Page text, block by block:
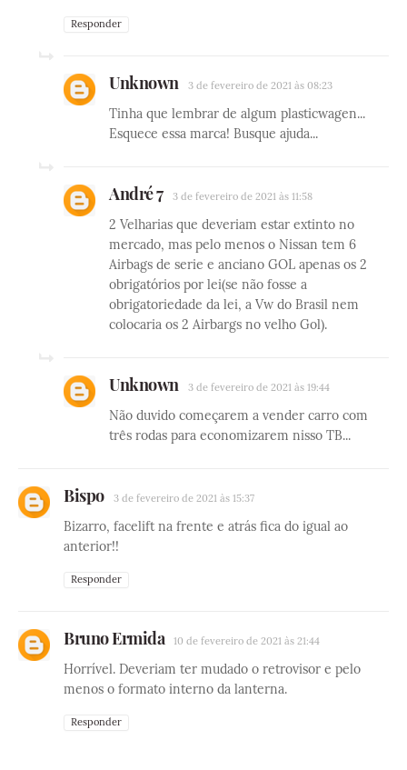
Responder
Unknown 3 de fevereiro de 2021 às 08:23
Tinha que lembrar de algum plasticwagen...
Esquece essa marca! Busque ajuda...
André 7 3 de fevereiro de 2021 às 11:58
2 Velharias que deveriam estar extinto no
mercado, mas pelo menos o Nissan tem 6
Airbags de serie e anciano GOL apenas os 2
obrigatórios por lei(se não fosse a
obrigatoriedade da lei, a Vw do Brasil nem
colocaria os 2 Airbargs no velho Gol).
Unknown 3 de fevereiro de 2021 às 19:44
Não duvido começarem a vender carro com
três rodas para economizarem nisso TB...
Bispo 3 de fevereiro de 2021 às 15:37
Bizarro, facelift na frente e atrás fica do igual ao
anterior!!
Responder
Bruno Ermida 10 de fevereiro de 2021 às 21:44
Horrível. Deveriam ter mudado o retrovisor e pelo
menos o formato interno da lanterna.
Responder